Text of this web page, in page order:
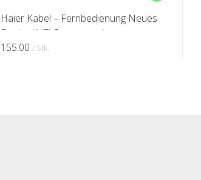
Haier Kabel – Fernbedienung Neues
Design WiFi-Statusanzeige
mehrsprachige Schnittstelle (Englisch,
155.00 / Stk.